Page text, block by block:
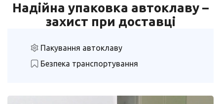
Надійна упаковка автоклаву –
захист при доставці
Пакування автоклаву
Безпека транспортування